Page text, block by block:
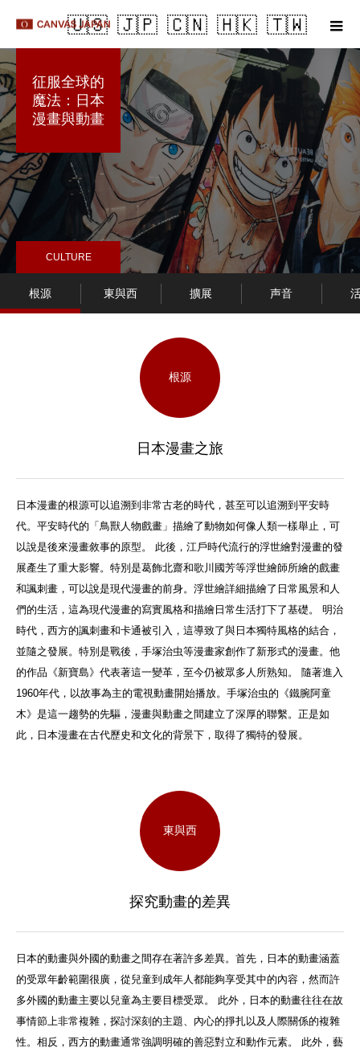
征服全球的
魔法：日本
漫畫與動畫
CULTURE
根源 東與西 擴展 声音
根源
日本漫畫之旅
日本漫畫的根源可以追溯到非常古老的時代，甚至可以追溯到平安時
代。平安時代的「鳥獸人物戲畫」描繪了動物如何像人類一樣舉止，可
以說是後來漫畫敘事的原型。 此後，江戶時代流行的浮世繪對漫畫的發
展產生了重大影響。特別是葛飾北齋和歌川國芳等浮世繪師所繪的戲畫
和諷刺畫，可以說是現代漫畫的前身。浮世繪詳細描繪了日常風景和人
們的生活，這為現代漫畫的寫實風格和描繪日常生活打下了基礎。 明治
時代，西方的諷刺畫和卡通被引入，這導致了與日本獨特風格的結合，
並隨之發展。特別是戰後，手塚治虫等漫畫家創作了新形式的漫畫。他
的作品《新寶島》代表著這一變革，至今仍被眾多人所熟知。 隨著進入
1960年代，以故事為主的電視動畫開始播放。手塚治虫的《鐵腕阿童
木》是這一趨勢的先驅，漫畫與動畫之間建立了深厚的聯繫。正是如
此，日本漫畫在古代歷史和文化的背景下，取得了獨特的發展。
東與西
探究動畫的差異
日本的動畫與外國的動畫之間存在著許多差異。首先，日本的動畫涵蓋
的受眾年齡範圍很廣，從兒童到成年人都能夠享受其中的內容，然而許
多外國的動畫主要以兒童為主要目標受眾。 此外，日本的動畫往往在故
事情節上非常複雜，探討深刻的主題、內心的掙扎以及人際關係的複雜
性。相反，西方的動畫通常強調明確的善惡對立和動作元素。 此外，藝